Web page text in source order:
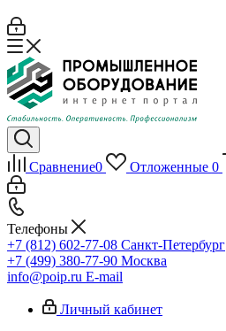
Сравнение0 Отложенные 0
Телефоны
+7 (812) 602-77-08 Санкт-Петербург
+7 (499) 380-77-90 Москва
info@poip.ru E-mail
Личный кабинет